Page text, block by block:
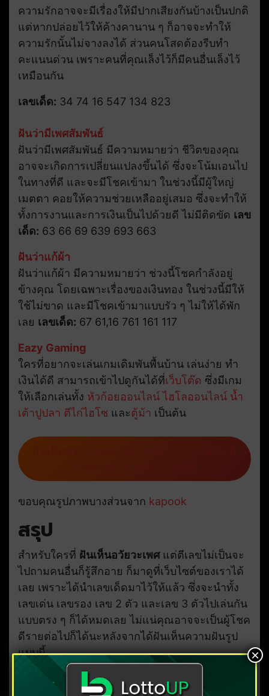
ความรักอาจจะมีเรื่องให้มีปากเสียงกันบ้างเป็นปกติ
แต่หากปล่อยไว้ให้ค้างคานาน ๆ ก็อาจจะทำให้
ความรักนั้นไม่จางลงได้ ส่วนคนโสดต้องรีบทำ
คะแนนด่วน เพราะคนที่คุณเล็งไว้ก็มีคนอื่นเล็งไว้
เหมือนกัน
เลขเด็ด: 34 74 16 547 134 823
ฝันว่ามีเพศสัมพันธ์
ฝันว่ามีเพศสัมพันธ์ มีความหมายว่า ชีวิตของคุณ
อาจจะเกิดการเปลี่ยนแปลงขึ้นได้ ซึ่งจะโน้มเอนไป
ในทางที่ดี และจะมีโชคเข้ามา ในช่วงนี้มีผู้ใหญ่
เมตตา คอยให้ความช่วยเหลืออยู่เสมอ ซึ่งจะทำให้
ทั้งการงานและการเงินเป็นไปด้วยดี ไม่มีติดขัด เลข
เด็ด: 63 66 69 639 693 663
ฝันว่าแก้ผ้า
ฝันว่าแก้ผ้า มีความหมายว่า ช่วงนี้โชคกำลังอยู่
ข้างคุณ โดยเฉพาะเรื่องของเงินทอง ในช่วงนี้มีให้
ใช้ไม่ขาด และมีโชคเข้ามาแบบรัว ๆ ไม่ให้ได้พัก
เลย เลขเด็ด: 67 61,16 761 161 117
Eazy Gaming
ใครที่อยากจะเล่นเกมเดิมพันพื้นบ้าน เล่นง่าย ทำ
เงินได้ดี สามารถเข้าไปดูกันได้ที่เว็บโต๊ด ซึ่งมีเกม
ให้เลือกเล่นทั้ง หัวก้อยออนไลน์ ไฮโลออนไลน์ น้ำ
เต้าปูปลา ตีไก่ไฮโซ และตู้ม้า เป็นต้น
ขอบคุณรูปภาพบางส่วนจาก kapook
สรุป
สำหรับใครที่ ฝันเห็นอวัยวะเพศแต่ตีเลขไม่เป็นจะ
ไปถามคนอื่นก็รู้สึกอาย ก็มาดูที่เว็บไซต์ของเราได้
เลย เพราะได้นำเลขเด็ดมาไว้ให้แล้ว ซึ่งจะนำทั้ง
เลขเด่น เลขรอง เลข 2 ตัว และเลข 3 ตัวไปเล่นกัน
แบบตรง ๆ ก็ได้หมดเลย ไม่แน่คุณอาจจะเป็นผู้โชค
ดีรายต่อไปก็ได้นะหลังจากได้ฝันเห็นความฝันรูป
แบบนี้
บทความแนะนำ